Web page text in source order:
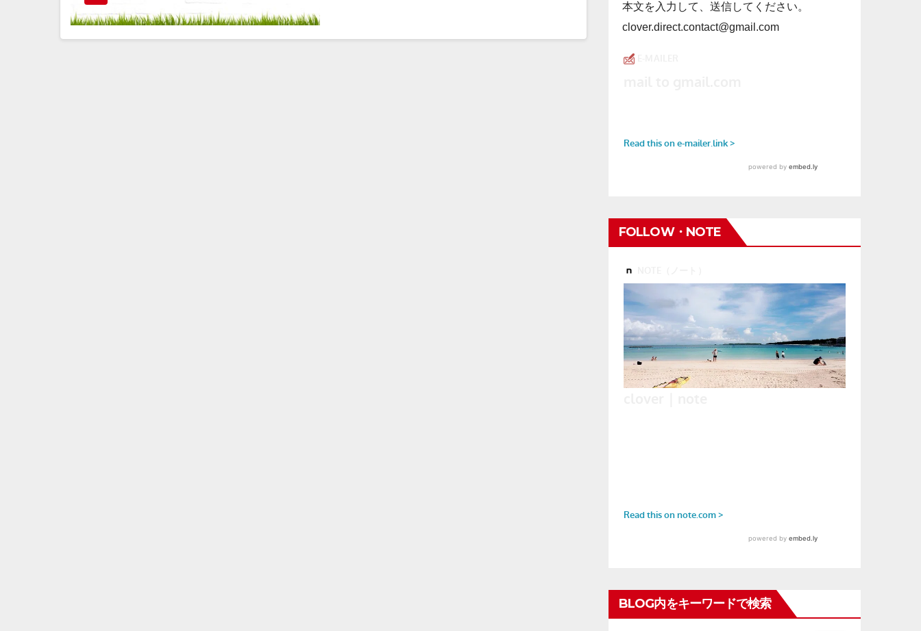
本文を入力して、送信してください。
clover.direct.contact@gmail.com
FOLLOW・NOTE
BLOG内をキーワードで検索